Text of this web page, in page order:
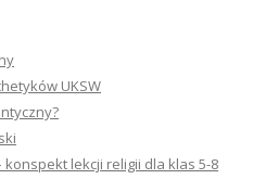
UKSW
lekcji religii dla klas 5-8